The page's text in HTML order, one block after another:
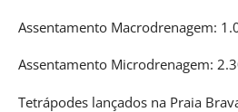
Assentamento Macrodrenagem:
Assentamento Microdrenagem:
Tetrápodes lançados na Praia